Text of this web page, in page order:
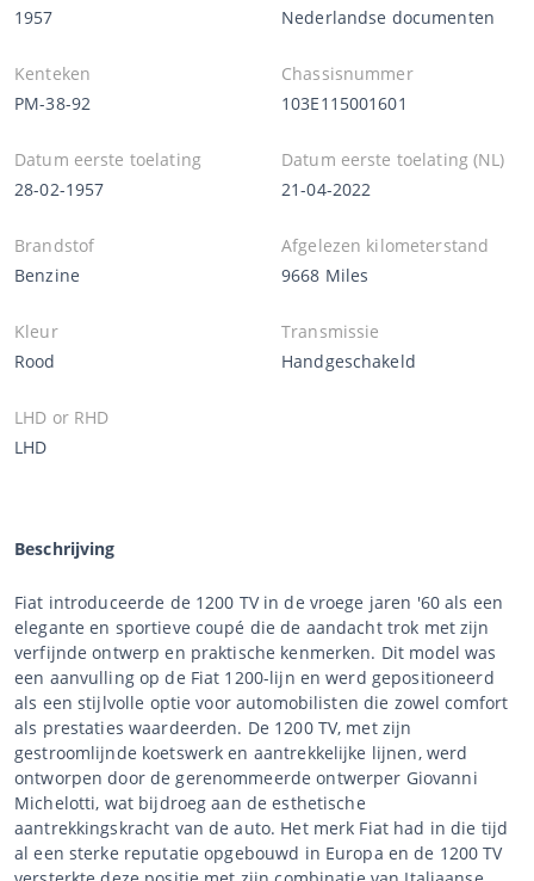
1957
Nederlandse documenten
Kenteken
PM-38-92
Chassisnummer
103E115001601
Datum eerste toelating
28-02-1957
Datum eerste toelating (NL)
21-04-2022
Brandstof
Benzine
Afgelezen kilometerstand
9668 Miles
Kleur
Rood
Transmissie
Handgeschakeld
LHD or RHD
LHD
Beschrijving
Fiat introduceerde de 1200 TV in de vroege jaren '60 als een
elegante en sportieve coupé die de aandacht trok met zijn
verfijnde ontwerp en praktische kenmerken. Dit model was
een aanvulling op de Fiat 1200-lijn en werd gepositioneerd
als een stijlvolle optie voor automobilisten die zowel comfort
als prestaties waardeerden. De 1200 TV, met zijn
gestroomlijnde koetswerk en aantrekkelijke lijnen, werd
ontworpen door de gerenommeerde ontwerper Giovanni
Michelotti, wat bijdroeg aan de esthetische
aantrekkingskracht van de auto. Het merk Fiat had in die tijd
al een sterke reputatie opgebouwd in Europa en de 1200 TV